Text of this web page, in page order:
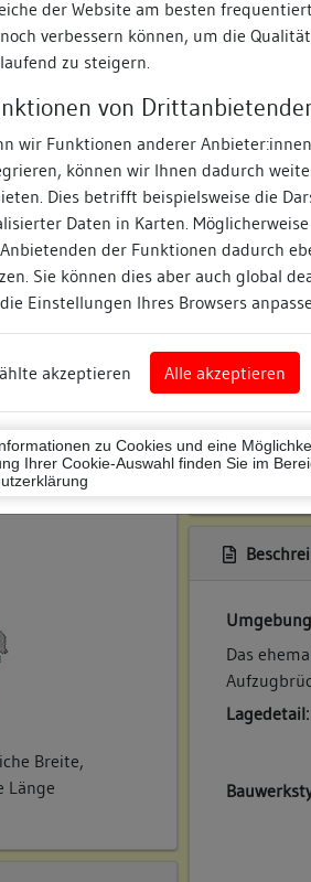
der Website am besten
verbessern können, um die
zu steigern.
von
wir Funktionen anderer
können wir Ihnen dadurch
Dies betrifft beispielsweise die
Daten in Karten.
der Funktionen dadurch
Sie können dies aber auch global
Einstellungen Ihres Browsers
akzeptieren Alle akzeptieren
zu Cookies und eine
Ihrer Cookie-Auswahl finden Sie im
Breite,
Länge
Das
Lagedetail: